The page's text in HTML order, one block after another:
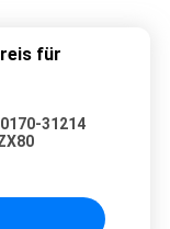
für
31214